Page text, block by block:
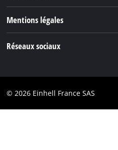
Outils de Bricolage
Accessoires
Carrière
Mentions légales
Conformité
Réseaux sociaux
Instagram
© 2026 Einhell France SAS